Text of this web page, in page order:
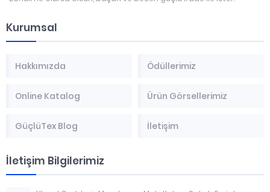
Kurumsal
Hakkımızda Ödüllerimiz
Online Katalog Ürün Görsellerimiz
GüçlüTex Blog İletişim
İletişim Bilgilerimiz